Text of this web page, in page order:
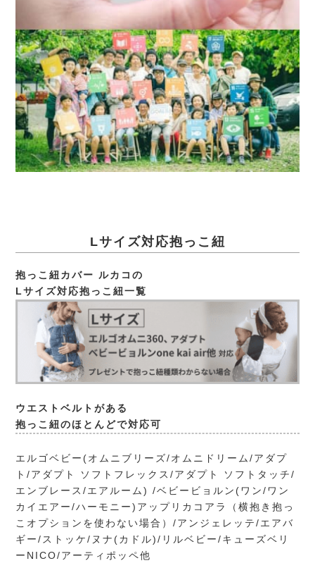
Lサイズ対応抱っこ紐
抱っこ紐カバー ルカコの
Lサイズ対応抱っこ紐一覧
ウエストベルトがある
抱っこ紐のほとんどで対応可
エルゴベビー(オムニブリーズ/オムニドリーム/アダプ
ト/アダプト ソフトフレックス/アダプト ソフトタッチ/
エンブレース/エアルーム) /ベビービョルン(ワン/ワン
カイエアー/ハーモニー)アップリカコアラ（横抱き抱っ
こオプションを使わない場合）/アンジェレッテ/エアバ
ギー/ストッケ/ヌナ(カドル)/リルベビー/キューズベリ
ーNICO/アーティポッペ他